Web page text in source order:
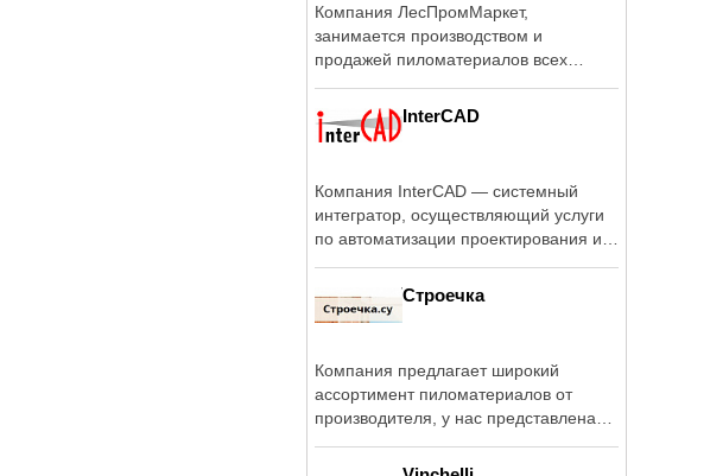
Компания ЛесПромМаркет,
занимается производством и
продажей пиломатериалов всех
InterCAD
Компания InterCAD — системный
интегратор, осуществляющий услуги
по автоматизации проектирования и
Строечка
Компания предлагает широкий
ассортимент пиломатериалов от
производителя, у нас представлена